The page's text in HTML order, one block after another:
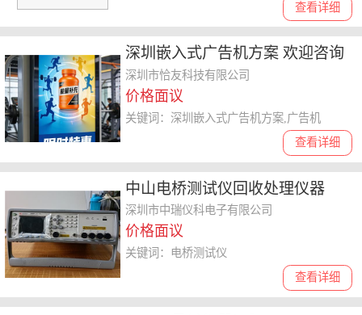
查看详细
深圳嵌入式广告机方案 欢迎咨询
深圳市恰友科技供应
深圳市恰友科技有限公司
价格面议
查看详细
关键词：深圳嵌入式广告机方案,广告机
中山电桥测试仪回收处理仪器
深圳市中瑞仪科电子有限公司
价格面议
查看详细
关键词：电桥测试仪